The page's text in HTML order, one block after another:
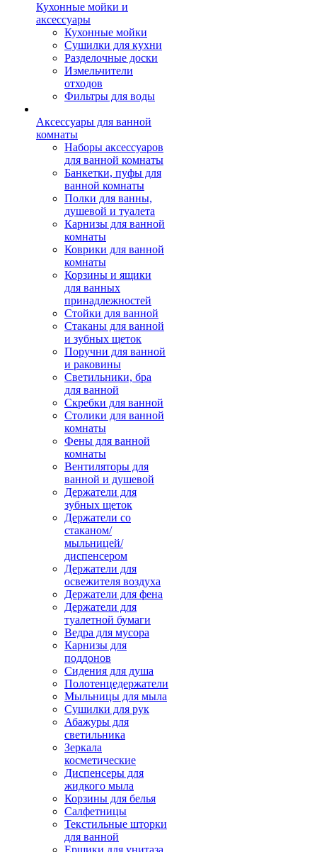
Кухонные мойки и
аксессуары
Кухонные мойки
Сушилки для кухни
Разделочные доски
Измельчители
отходов
Фильтры для воды
Аксессуары для ванной
комнаты
Наборы аксессуаров
для ванной комнаты
Банкетки, пуфы для
ванной комнаты
Полки для ванны,
душевой и туалета
Карнизы для ванной
комнаты
Коврики для ванной
комнаты
Корзины и ящики
для ванных
принадлежностей
Стойки для ванной
Стаканы для ванной
и зубных щеток
Поручни для ванной
и раковины
Светильники, бра
для ванной
Скребки для ванной
Столики для ванной
комнаты
Фены для ванной
комнаты
Вентиляторы для
ванной и душевой
Держатели для
зубных щеток
Держатели со
стаканом/
мыльницей/
диспенсером
Держатели для
освежителя воздуха
Держатели для фена
Держатели для
туалетной бумаги
Ведра для мусора
Карнизы для
поддонов
Сидения для душа
Полотенцедержатели
Мыльницы для мыла
Сушилки для рук
Абажуры для
светильника
Зеркала
косметические
Диспенсеры для
жидкого мыла
Корзины для белья
Салфетницы
Текстильные шторки
для ванной
Ершики для унитаза